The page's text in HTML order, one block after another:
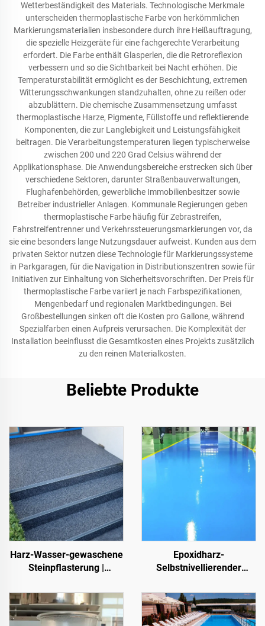
Wetterbeständigkeit des Materials. Technologische Merkmale
unterscheiden thermoplastische Farbe von herkömmlichen
Markierungsmaterialien insbesondere durch ihre Heißauftragung,
die spezielle Heizgeräte für eine fachgerechte Verarbeitung
erfordert. Die Farbe enthält Glasperlen, die die Retroreflexion
verbessern und so die Sichtbarkeit bei Nacht erhöhen. Die
Temperaturstabilität ermöglicht es der Beschichtung, extremen
Witterungsschwankungen standzuhalten, ohne zu reißen oder
abzublättern. Die chemische Zusammensetzung umfasst
thermoplastische Harze, Pigmente, Füllstoffe und reflektierende
Komponenten, die zur Langlebigkeit und Leistungsfähigkeit
beitragen. Die Verarbeitungstemperaturen liegen typischerweise
zwischen 200 und 220 Grad Celsius während der
Applikationsphase. Die Anwendungsbereiche erstrecken sich über
verschiedene Sektoren, darunter Straßenbauverwaltungen,
Flughafenbehörden, gewerbliche Immobilienbesitzer sowie
Betreiber industrieller Anlagen. Kommunale Regierungen geben
thermoplastische Farbe häufig für Zebrastreifen,
Fahrstreifentrenner und Verkehrssteuerungsmarkierungen vor, da
sie eine besonders lange Nutzungsdauer aufweist. Kunden aus dem
privaten Sektor nutzen diese Technologie für Markierungssysteme
in Parkgaragen, für die Navigation in Distributionszentren sowie für
Initiativen zur Einhaltung von Sicherheitsvorschriften. Der Preis für
thermoplastische Farbe variiert je nach Farbspezifikationen,
Mengenbedarf und regionalen Marktbedingungen. Bei
Großbestellungen sinken oft die Kosten pro Gallone, während
Spezialfarben einen Aufpreis verursachen. Die Komplexität der
Installation beeinflusst die Gesamtkosten eines Projekts zusätzlich
zu den reinen Materialkosten.
Beliebte Produkte
Harz-Wasser-gewaschene
Steinpflasterung |
Kieselsteine, Kristallsteine,
Steinteppich für
gewerbliche und private
Epoxidharz-
Selbstnivellierender
gewerbliche, industrielle
und hochwertige
Wohnprojekte